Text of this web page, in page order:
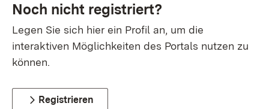
Noch nicht registriert?
Legen Sie sich hier ein Profil an, um die
interaktiven Möglichkeiten des Portals nutzen zu
können.
Registrieren